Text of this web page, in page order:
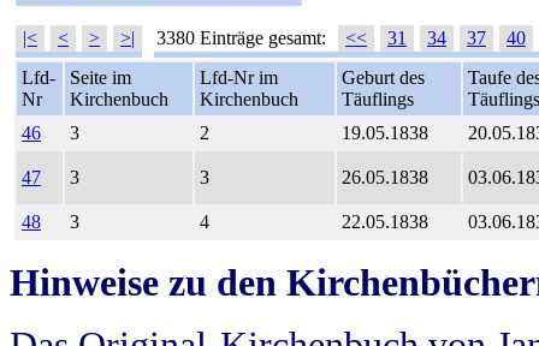
|< < > >| 3380 Einträge gesamt: << 31 34 37
40
Lfd-
Nr
Seite im
Kirchenbuch
Lfd-Nr im
Kirchenbuch
Geburt des
Täuflings
Taufe
Täuflings
46
3 2 19.05.1838
47 3 3 26.05.1838
48 3 4 22.05.1838
Hinweise zu den